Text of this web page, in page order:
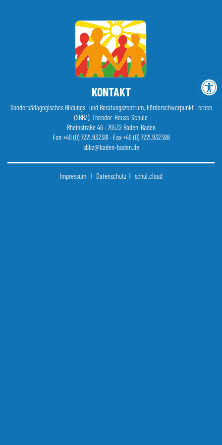
KONTAKT
Sonderpädagogisches Bildungs- und Beratungszentrum, Förderschwerpunkt Lernen
(SBBZ), Theodor-Heuss-Schule
Rheinstraße 46 · 76532 Baden-Baden
Fon+49 (0) 7221.932381 · Fax +49 (0) 7221.932388
sbbz@baden-baden.de
Impressum| Datenschutz | schul.cloud